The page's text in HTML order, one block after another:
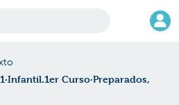
Curso·Preparados,